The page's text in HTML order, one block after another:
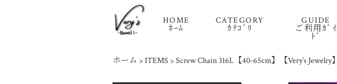
HOME
ﾎｰﾑ
CATEGORY
ｶﾃｺﾞﾘ
GUIDE
ご利用ｶﾞｲ
ﾄﾞ
ホーム >ITEMS >Screw Chain 316L【40-65cm】【Very’s Jewelry】